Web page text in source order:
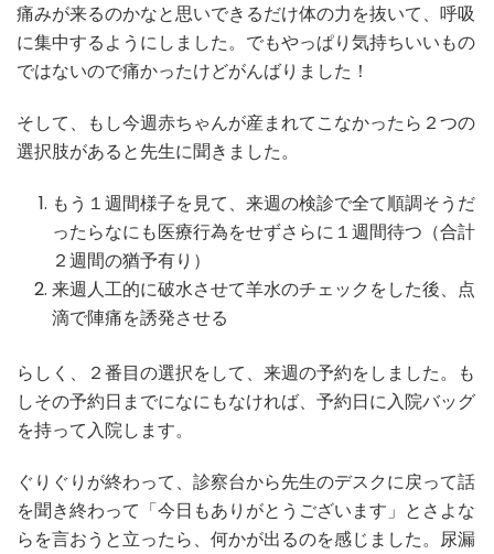
痛みが来るのかなと思いできるだけ体の力を抜いて、呼吸
に集中するようにしました。でもやっぱり気持ちいいもの
ではないので痛かったけどがんばりました！
そして、もし今週赤ちゃんが産まれてこなかったら２つの
選択肢があると先生に聞きました。
もう１週間様子を見て、来週の検診で全て順調そうだ
ったらなにも医療行為をせずさらに１週間待つ（合計
２週間の猶予有り）
来週人工的に破水させて羊水のチェックをした後、点
滴で陣痛を誘発させる
らしく、２番目の選択をして、来週の予約をしました。も
しその予約日までになにもなければ、予約日に入院バッグ
を持って入院します。
ぐりぐりが終わって、診察台から先生のデスクに戻って話
を聞き終わって「今日もありがとうございます」とさよな
らを言おうと立ったら、何かが出るのを感じました。尿漏